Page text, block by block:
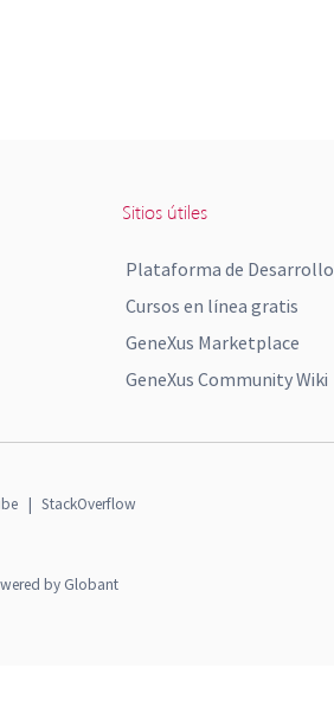
Sitios útiles
Plataforma de Desarrollo
Cursos en línea gratis
GeneXus Marketplace
GeneXus Community Wiki
| StackOverflow
by Globant